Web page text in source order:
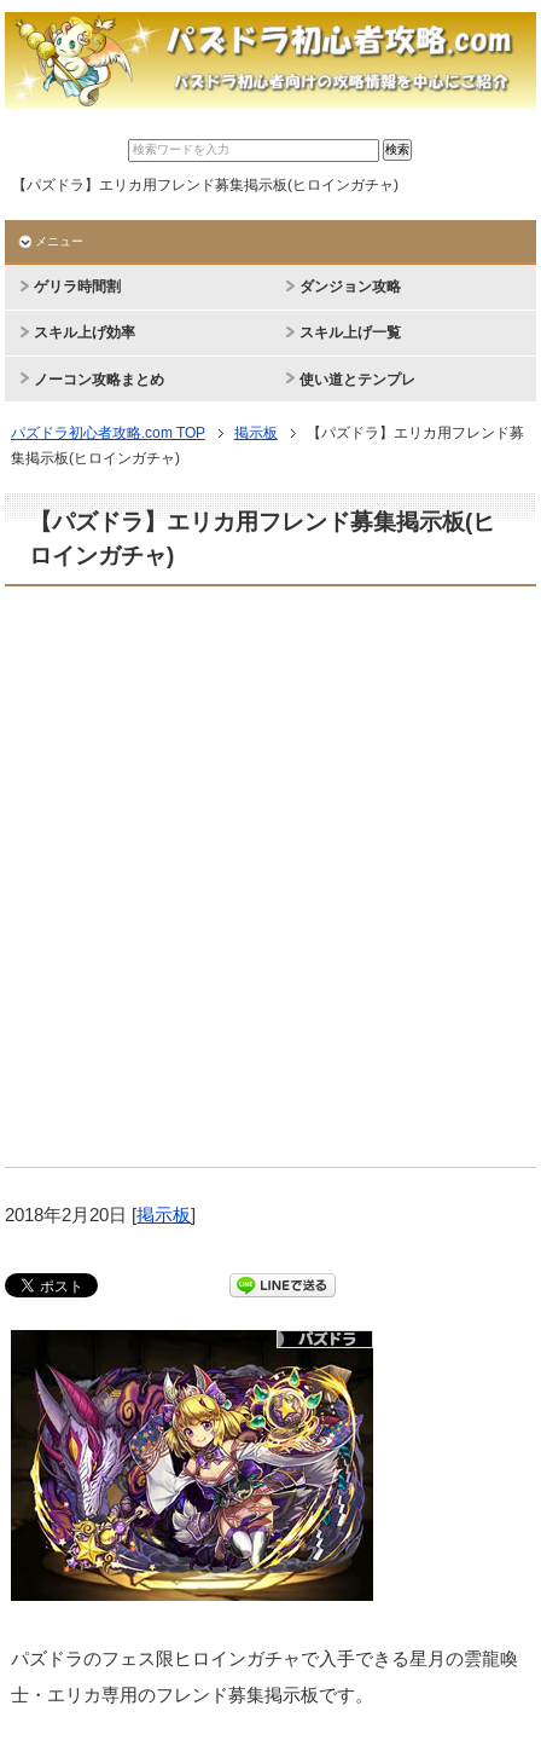
【パズドラ】エリカ用フレンド募集掲示板(ヒロインガチャ)
メニュー
ゲリラ時間割 ダンジョン攻略
スキル上げ効率 スキル上げ一覧
ノーコン攻略まとめ 使い道とテンプレ
パズドラ初心者攻略.com TOP 掲示板
【パズドラ】エリカ用フレンド募
集掲示板(ヒロインガチャ)
【パズドラ】エリカ用フレンド募集掲示板(ヒ
ロインガチャ)
2018年2月20日 [掲示板]
パズドラのフェス限ヒロインガチャで入手できる星月の雲龍喚
士・エリカ専用のフレンド募集掲示板です。